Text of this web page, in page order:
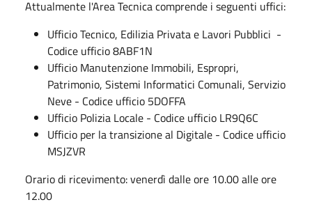
Attualmente l'Area Tecnica comprende i seguenti uffici:
Ufficio Tecnico, Edilizia Privata e Lavori Pubblici -
Codice ufficio 8ABF1N
Ufficio Manutenzione Immobili, Espropri,
Patrimonio, Sistemi Informatici Comunali, Servizio
Neve - Codice ufficio 5DOFFA
Ufficio Polizia Locale - Codice ufficio LR9Q6C
Ufficio per la transizione al Digitale - Codice ufficio
MSJZVR
Orario di ricevimento: venerdì dalle ore 10.00 alle ore
12.00